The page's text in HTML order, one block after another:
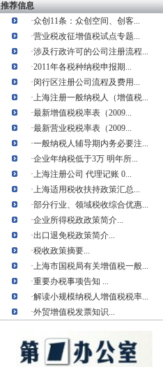
推荐信息
·众创11条：众创空间、创客...
·营业税改征增值税试点专题...
·涉及行政许可的公司注册流程...
·2011年各税种纳税申报期...
·闵行区注册公司流程及费用...
·上海注册一般纳税人（增值税...
·最新增值税税率表（2009...
·最新营业税税率表（2009...
·一般纳税人辅导期内务必要注...
·企业年纳税低于3万 明年所...
·上海注册公司 代理记账 0...
·上海适用税收扶持政策汇总...
·部分行业、领域税收综合优惠...
·企业所得税政政策简介...
·出口退免税政策简介...
·税收政策摘要...
·上海市国税局有关增值税一般...
·重要办税事项告知 ...
·解读小规模纳税人增值税税率...
·外贸增值税发票知识...